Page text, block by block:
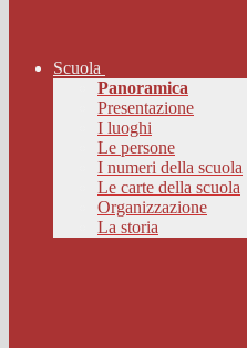
Scuola
Panoramica
Presentazione
I luoghi
Le persone
I numeri della scuola
Le carte della scuola
Organizzazione
La storia